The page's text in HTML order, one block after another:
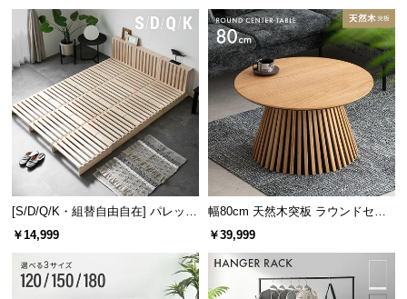
[S/D/Q/K・組替自由自在] パレット
ベッド 8/12/16枚セット
￥14,999
幅80cm 天然木突板 ラウンドセン
ターテーブル 美しい格子デザイン
￥39,999